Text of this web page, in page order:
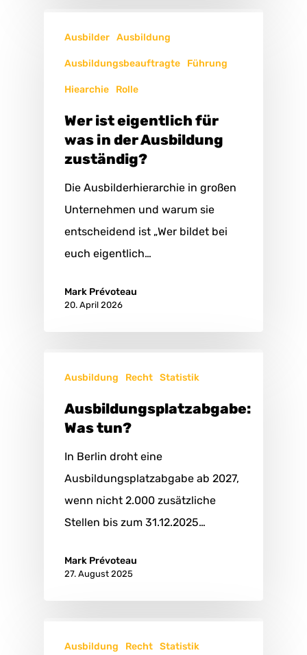
Ausbilder Ausbildung
Ausbildungsbeauftragte Führung
Hiearchie Rolle
Wer ist eigentlich für
was in der Ausbildung
zuständig?
Die Ausbilderhierarchie in großen
Unternehmen und warum sie
entscheidend ist „Wer bildet bei
euch eigentlich…
Mark Prévoteau
20. April 2026
Ausbildung Recht Statistik
Ausbildungsplatzabgabe:
Was tun?
In Berlin droht eine
Ausbildungsplatzabgabe ab 2027,
wenn nicht 2.000 zusätzliche
Stellen bis zum 31.12.2025…
Mark Prévoteau
27. August 2025
Ausbildung Recht Statistik